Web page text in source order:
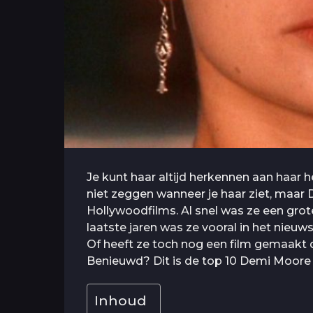
Je kunt haar altijd herkennen aan haar
niet zeggen wanneer je haar ziet, maar
Hollywoodfilms. Al snel was ze een
laatste jaren was ze vooral in het
Of heeft ze toch nog een film gemaakt
Benieuwd? Dit is de top 10 Demi
Inhoud